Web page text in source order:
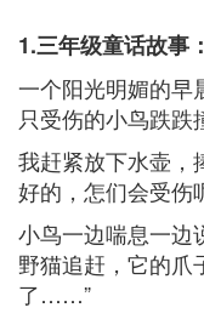
1.三年级童话故事
一个阳光明媚的早
只受伤的小鸟跌跌
我赶紧放下水壶，
好的，怎们会受伤
小鸟一边喘息一边
野猫追赶，它的爪
了……”